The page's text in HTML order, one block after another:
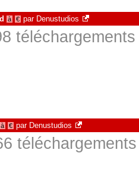
à € par Denustudios
à € par Denustudios